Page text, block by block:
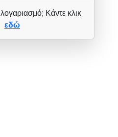
Κάντε κλικ
εδώ